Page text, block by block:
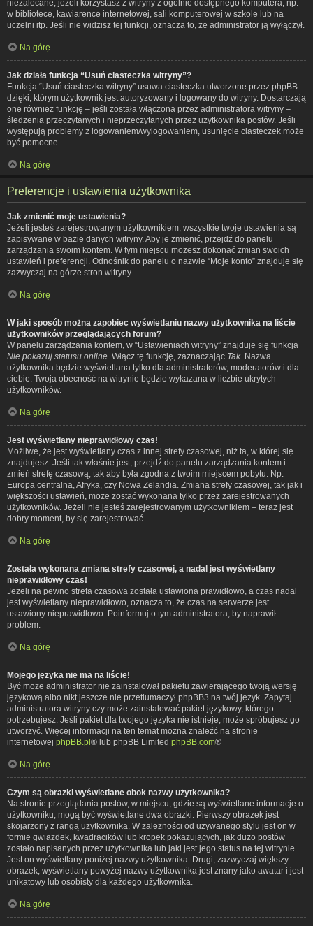
niezalecane, jeżeli korzystasz z witryny z ogólnie dostępnego komputera, np.
w bibliotece, kawiarence internetowej, sali komputerowej w szkole lub na
uczelni itp. Jeśli nie widzisz tej funkcji, oznacza to, że administrator ją wyłączył.
Na górę
Jak działa funkcja “Usuń ciasteczka witryny”?
Funkcja “Usuń ciasteczka witryny” usuwa ciasteczka utworzone przez phpBB
dzięki, którym użytkownik jest autoryzowany i logowany do witryny. Dostarczają
one również funkcję – jeśli została włączona przez administratora witryny –
śledzenia przeczytanych i nieprzeczytanych przez użytkownika postów. Jeśli
występują problemy z logowaniem/wylogowaniem, usunięcie ciasteczek może
być pomocne.
Na górę
Preferencje i ustawienia użytkownika
Jak zmienić moje ustawienia?
Jeżeli jesteś zarejestrowanym użytkownikiem, wszystkie twoje ustawienia są
zapisywane w bazie danych witryny. Aby je zmienić, przejdź do panelu
zarządzania swoim kontem. W tym miejscu możesz dokonać zmian swoich
ustawień i preferencji. Odnośnik do panelu o nazwie “Moje konto” znajduje się
zazwyczaj na górze stron witryny.
Na górę
W jaki sposób można zapobiec wyświetlaniu nazwy użytkownika na liście
użytkowników przeglądających forum?
W panelu zarządzania kontem, w “Ustawieniach witryny” znajduje się funkcja
Nie pokazuj statusu online . Włącz tę funkcję, zaznaczając Tak . Nazwa
użytkownika będzie wyświetlana tylko dla administratorów, moderatorów i dla
ciebie. Twoja obecność na witrynie będzie wykazana w liczbie ukrytych
użytkowników.
Na górę
Jest wyświetlany nieprawidłowy czas!
Możliwe, że jest wyświetlany czas z innej strefy czasowej, niż ta, w której się
znajdujesz. Jeśli tak właśnie jest, przejdź do panelu zarządzania kontem i
zmień strefę czasową, tak aby była zgodna z twoim miejscem pobytu. Np.
Europa centralna, Afryka, czy Nowa Zelandia. Zmiana strefy czasowej, tak jak i
większości ustawień, może zostać wykonana tylko przez zarejestrowanych
użytkowników. Jeżeli nie jesteś zarejestrowanym użytkownikiem – teraz jest
dobry moment, by się zarejestrować.
Na górę
Została wykonana zmiana strefy czasowej, a nadal jest wyświetlany
nieprawidłowy czas!
Jeżeli na pewno strefa czasowa została ustawiona prawidłowo, a czas nadal
jest wyświetlany nieprawidłowo, oznacza to, że czas na serwerze jest
ustawiony nieprawidłowo. Poinformuj o tym administratora, by naprawił
problem.
Na górę
Mojego języka nie ma na liście!
Być może administrator nie zainstalował pakietu zawierającego twoją wersję
językową albo nikt jeszcze nie przetłumaczył phpBB3 na twój język. Zapytaj
administratora witryny czy może zainstalować pakiet językowy, którego
potrzebujesz. Jeśli pakiet dla twojego języka nie istnieje, może spróbujesz go
utworzyć. Więcej informacji na ten temat można znaleźć na stronie
internetowej phpBB.pl® lub phpBB Limited phpBB.com®
Na górę
Czym są obrazki wyświetlane obok nazwy użytkownika?
Na stronie przeglądania postów, w miejscu, gdzie są wyświetlane informacje o
użytkowniku, mogą być wyświetlane dwa obrazki. Pierwszy obrazek jest
skojarzony z rangą użytkownika. W zależności od używanego stylu jest on w
formie gwiazdek, kwadracików lub kropek pokazujących, jak dużo postów
zostało napisanych przez użytkownika lub jaki jest jego status na tej witrynie.
Jest on wyświetlany poniżej nazwy użytkownika. Drugi, zazwyczaj większy
obrazek, wyświetlany powyżej nazwy użytkownika jest znany jako awatar i jest
unikatowy lub osobisty dla każdego użytkownika.
Na górę